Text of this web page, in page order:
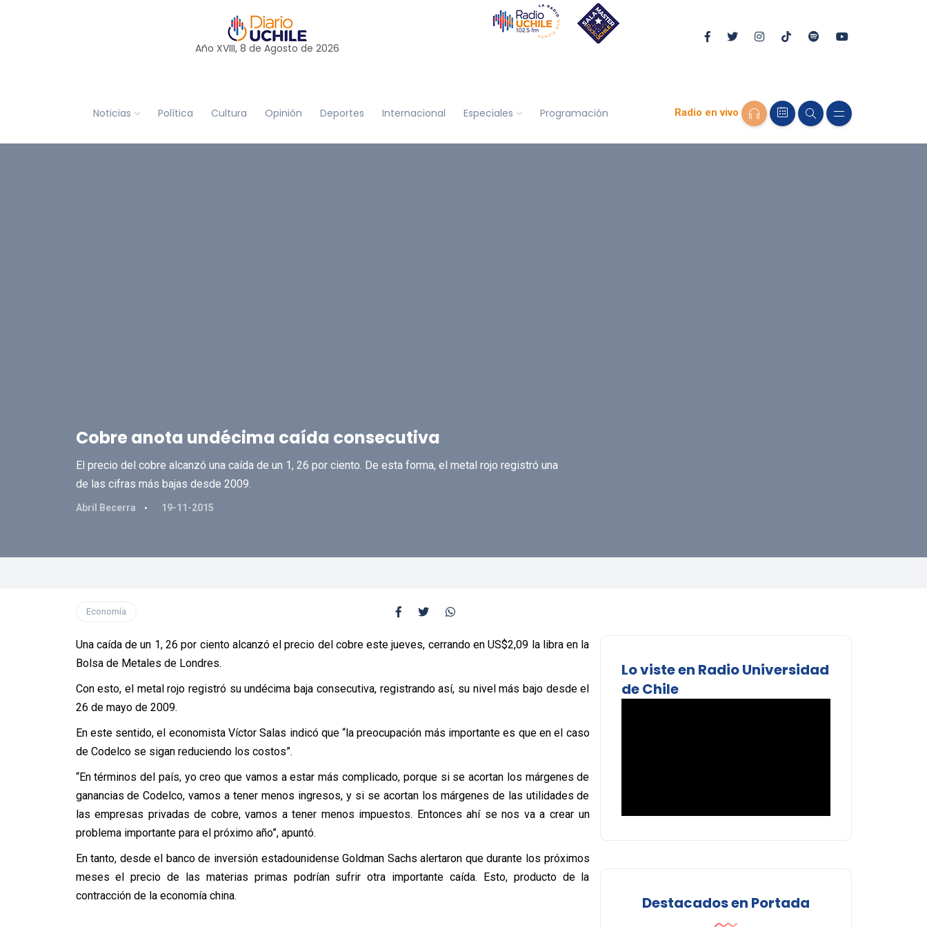
Año XVIII, 8 de Agosto de 2026
Noticias Política Cultura Opinión Deportes Internacional Especiales Programación Radio en vivo
Cobre anota undécima caída consecutiva
El precio del cobre alcanzó una caída de un 1, 26 por ciento. De esta forma, el metal rojo registró una
de las cifras más bajas desde 2009.
Abril Becerra 19-11-2015
Economía
Una caída de un 1, 26 por ciento alcanzó el precio del cobre este jueves, cerrando en US$2,09 la libra en la
Bolsa de Metales de Londres.
Con esto, el metal rojo registró su undécima baja consecutiva, registrando así, su nivel más bajo desde el
26 de mayo de 2009.
En este sentido, el economista Víctor Salas indicó que “la preocupación más importante es que en el caso
de Codelco se sigan reduciendo los costos”.
“En términos del país, yo creo que vamos a estar más complicado, porque si se acortan los márgenes de
ganancias de Codelco, vamos a tener menos ingresos, y si se acortan los márgenes de las utilidades de
las empresas privadas de cobre, vamos a tener menos impuestos. Entonces ahí se nos va a crear un
problema importante para el próximo año”, apuntó.
En tanto, desde el banco de inversión estadounidense Goldman Sachs alertaron que durante los próximos
meses el precio de las materias primas podrían sufrir otra importante caída. Esto, producto de la
contracción de la economía china.
Lo viste en Radio Universidad
de Chile
Destacados en Portada